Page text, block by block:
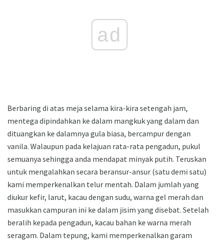
ad
Berbaring di atas meja selama kira-kira setengah jam,
mentega dipindahkan ke dalam mangkuk yang dalam dan
dituangkan ke dalamnya gula biasa, bercampur dengan
vanila. Walaupun pada kelajuan rata-rata pengadun, pukul
semuanya sehingga anda mendapat minyak putih. Teruskan
untuk mengalahkan secara beransur-ansur (satu demi satu)
kami memperkenalkan telur mentah. Dalam jumlah yang
diukur kefir, larut, kacau dengan sudu, warna gel merah dan
masukkan campuran ini ke dalam jisim yang disebat. Setelah
beralih kepada pengadun, kacau bahan ke warna merah
seragam. Dalam tepung, kami memperkenalkan garam